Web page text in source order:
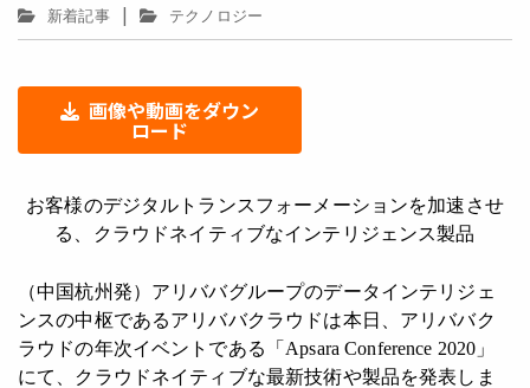
新着記事 | テクノロジー
画像や動画をダウン
ロード
お客様のデジタルトランスフォーメーションを加速させ
る、クラウドネイティブなインテリジェンス製品
（中国杭州発）アリババグループのデータインテリジェ
ンスの中枢であるアリババクラウドは本日、アリババク
ラウドの年次イベントである「Apsara Conference 2020」
にて、クラウドネイティブな最新技術や製品を発表しま